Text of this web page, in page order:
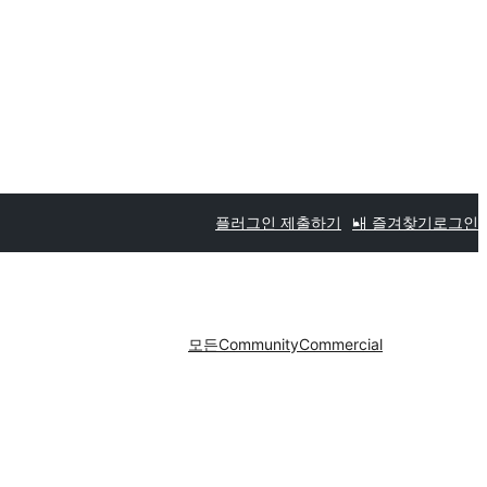
플러그인 제출하기 내 즐겨찾기 로그인
모든CommunityCommercial